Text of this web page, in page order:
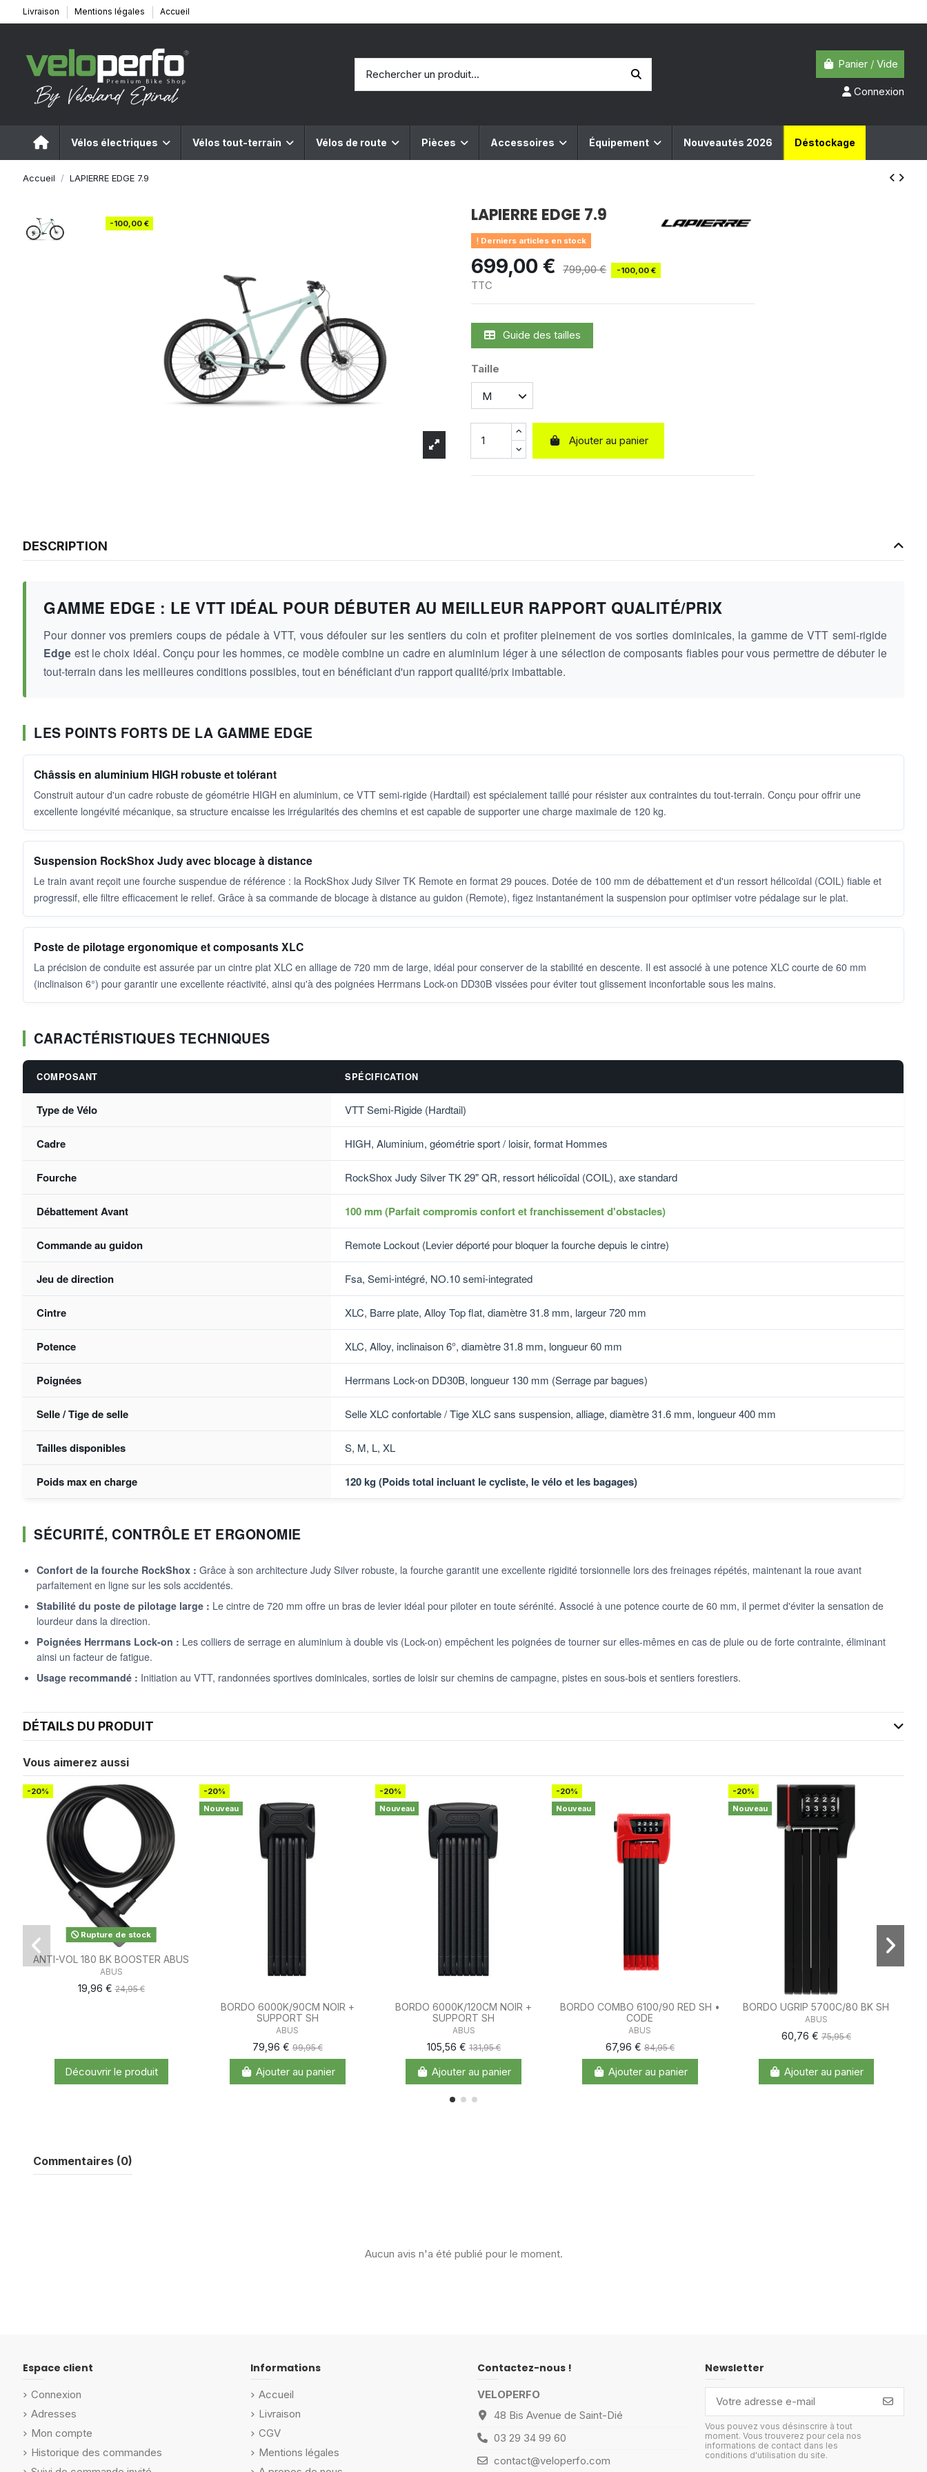
Livraison Mentions légales Accueil
Panier / Vide
Connexion
Vélos électriques Vélos tout-terrain Vélos de route Pièces Accessoires Équipement Nouveautés 2026 Déstockage
Accueil LAPIERRE EDGE 7.9
-100,00 € LAPIERRE EDGE 7.9
Derniers articles en stock
699,00 € 799,00 € -100,00 €
TTC
Guide des tailles
Taille
Ajouter au panier
DESCRIPTION
GAMME EDGE : LE VTT IDÉAL POUR DÉBUTER AU MEILLEUR RAPPORT QUALITÉ/PRIX
Pour donner vos premiers coups de pédale à VTT, vous défouler sur les sentiers du coin et profiter pleinement de vos sorties dominicales, la gamme de VTT semi-rigide
Edge est le choix idéal. Conçu pour les hommes, ce modèle combine un cadre en aluminium léger à une sélection de composants fiables pour vous permettre de débuter le
tout-terrain dans les meilleures conditions possibles, tout en bénéficiant d'un rapport qualité/prix imbattable.
LES POINTS FORTS DE LA GAMME EDGE
Châssis en aluminium HIGH robuste et tolérant
Construit autour d'un cadre robuste de géométrie HIGH en aluminium, ce VTT semi-rigide (Hardtail) est spécialement taillé pour résister aux contraintes du tout-terrain. Conçu pour offrir une
excellente longévité mécanique, sa structure encaisse les irrégularités des chemins et est capable de supporter une charge maximale de 120 kg.
Suspension RockShox Judy avec blocage à distance
Le train avant reçoit une fourche suspendue de référence : la RockShox Judy Silver TK Remote en format 29 pouces. Dotée de 100 mm de débattement et d'un ressort hélicoïdal (COIL) fiable et
progressif, elle filtre efficacement le relief. Grâce à sa commande de blocage à distance au guidon (Remote), figez instantanément la suspension pour optimiser votre pédalage sur le plat.
Poste de pilotage ergonomique et composants XLC
La précision de conduite est assurée par un cintre plat XLC en alliage de 720 mm de large, idéal pour conserver de la stabilité en descente. Il est associé à une potence XLC courte de 60 mm
(inclinaison 6°) pour garantir une excellente réactivité, ainsi qu'à des poignées Herrmans Lock-on DD30B vissées pour éviter tout glissement inconfortable sous les mains.
CARACTÉRISTIQUES TECHNIQUES
COMPOSANT SPÉCIFICATION
Type de Vélo VTT Semi-Rigide (Hardtail)
Cadre HIGH, Aluminium, géométrie sport / loisir, format Hommes
Fourche RockShox Judy Silver TK 29" QR, ressort hélicoïdal (COIL), axe standard
Débattement Avant 100 mm (Parfait compromis confort et franchissement d'obstacles)
Commande au guidon Remote Lockout (Levier déporté pour bloquer la fourche depuis le cintre)
Jeu de direction Fsa, Semi-intégré, NO.10 semi-integrated
Cintre XLC, Barre plate, Alloy Top flat, diamètre 31.8 mm, largeur 720 mm
Potence XLC, Alloy, inclinaison 6°, diamètre 31.8 mm, longueur 60 mm
Poignées Herrmans Lock-on DD30B, longueur 130 mm (Serrage par bagues)
Selle / Tige de selle Selle XLC confortable / Tige XLC sans suspension, alliage, diamètre 31.6 mm, longueur 400 mm
Tailles disponibles S, M, L, XL
Poids max en charge 120 kg (Poids total incluant le cycliste, le vélo et les bagages)
SÉCURITÉ, CONTRÔLE ET ERGONOMIE
Confort de la fourche RockShox : Grâce à son architecture Judy Silver robuste, la fourche garantit une excellente rigidité torsionnelle lors des freinages répétés, maintenant la roue avant
parfaitement en ligne sur les sols accidentés.
Stabilité du poste de pilotage large : Le cintre de 720 mm offre un bras de levier idéal pour piloter en toute sérénité. Associé à une potence courte de 60 mm, il permet d'éviter la sensation de
lourdeur dans la direction.
Poignées Herrmans Lock-on : Les colliers de serrage en aluminium à double vis (Lock-on) empêchent les poignées de tourner sur elles-mêmes en cas de pluie ou de forte contrainte, éliminant
ainsi un facteur de fatigue.
Usage recommandé : Initiation au VTT, randonnées sportives dominicales, sorties de loisir sur chemins de campagne, pistes en sous-bois et sentiers forestiers.
DÉTAILS DU PRODUIT
Vous aimerez aussi
-20%
Rupture de stock
ANTI-VOL 180 BK BOOSTER ABUS
ABUS
19,96 €24,95 €
Découvrir le produit
-20%
Nouveau
BORDO 6000K/90CM NOIR +
SUPPORT SH
ABUS
79,96 €99,95 €
Ajouter au panier
-20%
Nouveau
BORDO 6000K/120CM NOIR +
SUPPORT SH
ABUS
105,56 €131,95 €
Ajouter au panier
-20%
Nouveau
BORDO COMBO 6100/90 RED SH •
CODE
ABUS
67,96 € 84,95 €
Ajouter au panier
-20%
Nouveau
BORDO UGRIP 5700C/80 BK SH
ABUS
60,76 € 75,95 €
Ajouter au panier
Commentaires (0)
Aucun avis n'a été publié pour le moment.
Espace client
Connexion
Adresses
Mon compte
Historique des commandes
Informations
Accueil
Livraison
CGV
Mentions légales
Contactez-nous !
VELOPERFO
48 Bis Avenue de Saint-Dié
03 29 34 99 60
contact@veloperfo.com
Newsletter
Vous pouvez vous désinscrire à tout
moment. Vous trouverez pour cela nos
informations de contact dans les
conditions d'utilisation du site.